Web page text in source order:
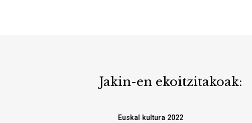
Jakin-en ekoitzitakoak:
Euskal kultura 2022